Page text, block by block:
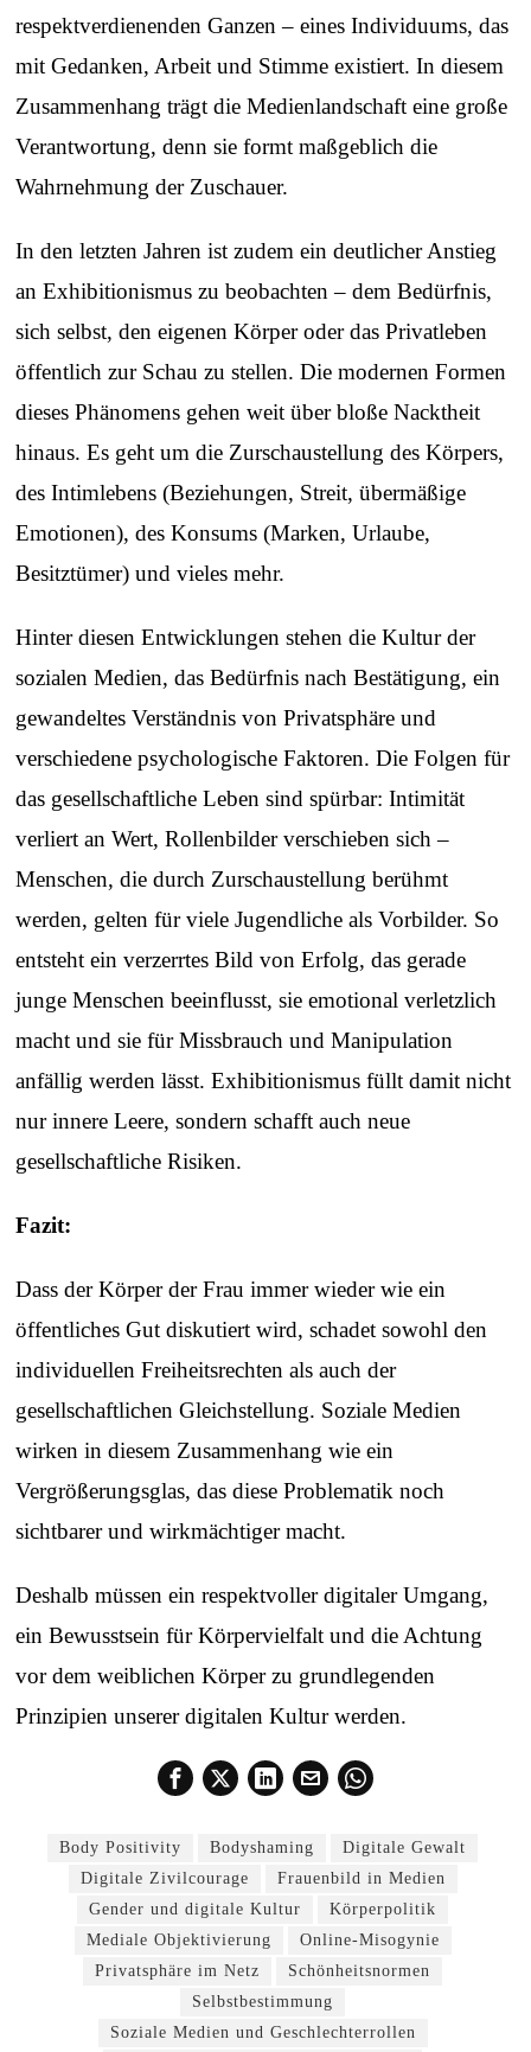
respektverdienenden Ganzen – eines Individuums, das
mit Gedanken, Arbeit und Stimme existiert. In diesem
Zusammenhang trägt die Medienlandschaft eine große
Verantwortung, denn sie formt maßgeblich die
Wahrnehmung der Zuschauer.
In den letzten Jahren ist zudem ein deutlicher Anstieg
an Exhibitionismus zu beobachten – dem Bedürfnis,
sich selbst, den eigenen Körper oder das Privatleben
öffentlich zur Schau zu stellen. Die modernen Formen
dieses Phänomens gehen weit über bloße Nacktheit
hinaus. Es geht um die Zurschaustellung des Körpers,
des Intimlebens (Beziehungen, Streit, übermäßige
Emotionen), des Konsums (Marken, Urlaube,
Besitztümer) und vieles mehr.
Hinter diesen Entwicklungen stehen die Kultur der
sozialen Medien, das Bedürfnis nach Bestätigung, ein
gewandeltes Verständnis von Privatsphäre und
verschiedene psychologische Faktoren. Die Folgen für
das gesellschaftliche Leben sind spürbar: Intimität
verliert an Wert, Rollenbilder verschieben sich –
Menschen, die durch Zurschaustellung berühmt
werden, gelten für viele Jugendliche als Vorbilder. So
entsteht ein verzerrtes Bild von Erfolg, das gerade
junge Menschen beeinflusst, sie emotional verletzlich
macht und sie für Missbrauch und Manipulation
anfällig werden lässt. Exhibitionismus füllt damit nicht
nur innere Leere, sondern schafft auch neue
gesellschaftliche Risiken.
Fazit:
Dass der Körper der Frau immer wieder wie ein
öffentliches Gut diskutiert wird, schadet sowohl den
individuellen Freiheitsrechten als auch der
gesellschaftlichen Gleichstellung. Soziale Medien
wirken in diesem Zusammenhang wie ein
Vergrößerungsglas, das diese Problematik noch
sichtbarer und wirkmächtiger macht.
Deshalb müssen ein respektvoller digitaler Umgang,
ein Bewusstsein für Körpervielfalt und die Achtung
vor dem weiblichen Körper zu grundlegenden
Prinzipien unserer digitalen Kultur werden.
Body Positivity Bodyshaming
Digitale Gewalt
Digitale Zivilcourage
Frauenbild in Medien
Gender und digitale Kultur
Körperpolitik
Mediale Objektivierung
Online-Misogynie
Privatsphäre im Netz
Schönheitsnormen
Selbstbestimmung
Soziale Medien und Geschlechterrollen